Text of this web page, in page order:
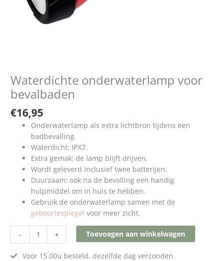
Waterdichte onderwaterlamp voor
bevalbaden
€16,95
Onderwaterlamp als extra lichtbron tijdens een
badbevalling.
Waterdicht: IPX7.
Extra gemak: de lamp blijft drijven.
Wordt geleverd inclusief twee batterijen.
Duurzaam: ook na de bevalling een handig
hulpmiddel om in huis te hebben.
Gebruik de onderwaterlamp samen met de
geboortespiegel voor meer zicht.
- + Toevoegen aan winkelwagen
Voor 15.00u besteld, dezelfde dag verzonden